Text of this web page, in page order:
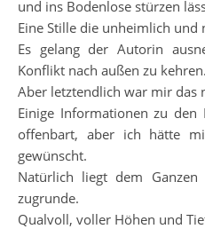
und ins Bodenlose stürzen
Eine Stille die unheimlich und
Es gelang der Autorin
Konflikt nach außen zu kehren.
Aber letztendlich war mir das
Einige Informationen zu
offenbart, aber ich hätte
gewünscht.
Natürlich liegt dem Ganzen
zugrunde.
Qualvoll, voller Höhen und